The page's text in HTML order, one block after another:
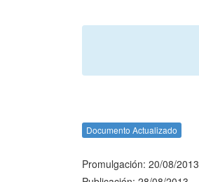
Documento Actualizado
Promulgación: 20/08/2013